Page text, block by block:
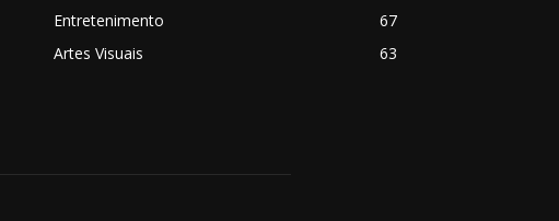
Entretenimento
67
Artes Visuais
63